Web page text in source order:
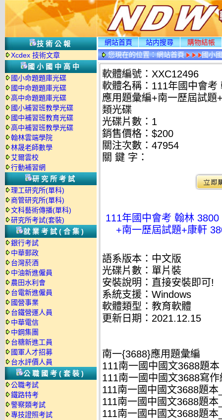
技術公報
Xcdex 技術文章
國小國中高中
國小命題題庫光碟
國中命題題庫光碟
高中命題題庫光碟
國小補習班教學光碟
國中補習班教育光碟
高中補習班教學光碟
翰林雲端學院
林晟老師數學
艾爾雲校
行動補習網
研究所考試
理工研究所(單科)
商管研究所(單科)
文科藝術傳播(單科)
研究所考試(套裝)
就業考試(合集)
銀行考試
中華郵政
台灣菸酒
中油新進僱員
農田水利會
台電新進僱員
國營事業
台鐵營運人員
中華電信
中鋼集團
台糖新進工員
國軍人才招募
台水評價人員
公職國考(套裝)
公職考試
鐵路特考
警察類考試
專技證照考試
網站首頁 站内搜尋
購物結帳
您現在的位置：網站首頁 國小
軟體編號：XXC12496
軟體名稱：111年國中會
應用題彙編+南一歷屆試
類光碟
光碟片數：1
銷售價格：$200
關注次數： 47954
關 鍵 字：
111年國中會考 翰林
+南一歷屆試題+康軒
語系版本：中文版
光碟片數：單片裝
安裝說明：直接安裝即可!
系統支援：Windows
軟體類型：教育軟體
更新日期：2021.12.15
南一{3688}應用題彙編
111南一國中國文3688題本
111南一國中國文3688寫
111南一國中國文3688題本
111南一國中國文3688題本
111南一國中國文3688題本